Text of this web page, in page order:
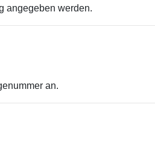
angegeben werden.
an.